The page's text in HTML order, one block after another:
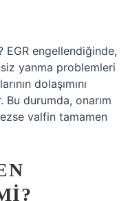
EGR engellendiğinde,
yanma problemleri
dolaşımını
Bu durumda, onarım
valfin tamamen